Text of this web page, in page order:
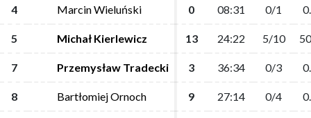
4 Marcin Wieluński 0 08:31 0/1
5 Michał Kierlewicz 13 24:22 5/10
7 Przemysław Tradecki 3 36:34 0/3
8 Bartłomiej Ornoch 9 27:14 0/4
4 Marcin Wieluński 0 08:31 0/1
5 Michał Kierlewicz 13 24:22 5/10
7 Przemysław Tradecki 3 36:34 0/3
8 Bartłomiej Ornoch 9 27:14 0/4